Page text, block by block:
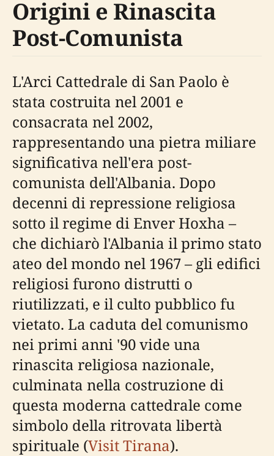
Origini e Rinascita
Post-Comunista
L'Arci Cattedrale di San Paolo è
stata costruita nel 2001 e
consacrata nel 2002,
rappresentando una pietra miliare
significativa nell'era post-
comunista dell'Albania. Dopo
decenni di repressione religiosa
sotto il regime di Enver Hoxha –
che dichiarò l'Albania il primo stato
ateo del mondo nel 1967 – gli edifici
religiosi furono distrutti o
riutilizzati, e il culto pubblico fu
vietato. La caduta del comunismo
nei primi anni '90 vide una
rinascita religiosa nazionale,
culminata nella costruzione di
questa moderna cattedrale come
simbolo della ritrovata libertà
spirituale (Visit Tirana).